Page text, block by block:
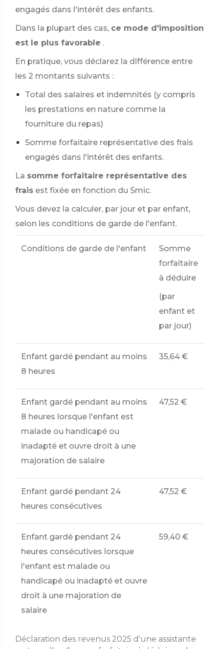
engagés dans l'intérêt des enfants.
Dans la plupart des cas, ce mode d'imposition
est le plus favorable .
En pratique, vous déclarez la différence entre
les 2 montants suivants :
Total des salaires et indemnités (y compris
les prestations en nature comme la
fourniture du repas)
Somme forfaitaire représentative des frais
engagés dans l'intérêt des enfants.
La somme forfaitaire représentative des
frais est fixée en fonction du Smic.
Vous devez la calculer, par jour et par enfant,
selon les conditions de garde de l'enfant.
Déclaration des revenus 2025 d'une assistante
Conditions de garde de l'enfant
Somme
forfaitaire
à déduire
(par
enfant et
par jour)
Enfant gardé pendant au moins
8 heures
35,64 €
Enfant gardé pendant au moins
8 heures lorsque l'enfant est
malade ou handicapé ou
inadapté et ouvre droit à une
majoration de salaire
47,52 €
Enfant gardé pendant 24
heures consécutives
47,52 €
Enfant gardé pendant 24
heures consécutives lorsque
l'enfant est malade ou
handicapé ou inadapté et ouvre
droit à une majoration de
salaire
59,40 €